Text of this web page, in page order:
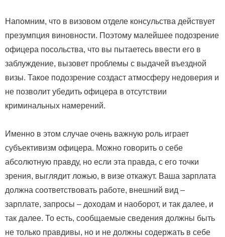
Напомним, что в визовом отделе консульства действует
презумпция виновности. Поэтому малейшее подозрение
офицера посольства, что вы пытаетесь ввести его в
заблуждение, вызовет проблемы с выдачей въездной
визы. Такое подозрение создаст атмосферу недоверия и
не позволит убедить офицера в отсутствии
криминальных намерений.
Именно в этом случае очень важную роль играет
субъективизм офицера. Можно говорить о себе
абсолютную правду, но если эта правда, с его точки
зрения, выглядит ложью, в визе откажут. Ваша зарплата
должна соответствовать работе, внешний вид –
зарплате, запросы – доходам и наоборот, и так далее, и
так далее. То есть, сообщаемые сведения должны быть
не только правдивы, но и не должны содержать в себе